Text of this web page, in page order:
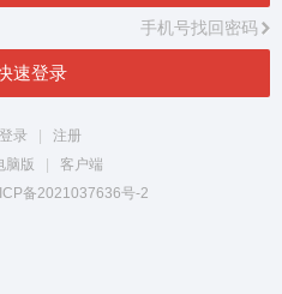
手机号找回密码
速登录
登录
注册
脑版
客户端
备2021037636号-2